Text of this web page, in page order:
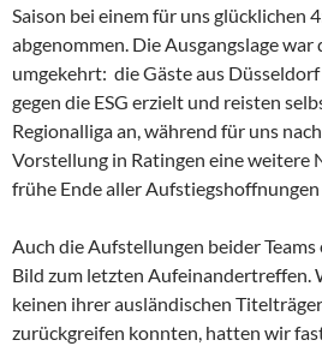
Saison bei einem für uns glücklichen
abgenommen. Die Ausgangslage war
umgekehrt: die Gäste aus
gegen die ESG erzielt und reisten
Regionalliga an, während für uns
Vorstellung in Ratingen eine weitere
frühe Ende aller
Auch die Aufstellungen beider
Bild zum letzten Aufeinandertreffen.
keinen ihrer ausländischen
zurückgreifen konnten, hatten wir